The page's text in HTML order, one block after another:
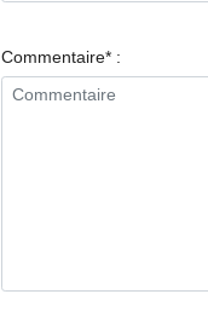
Commentaire* :